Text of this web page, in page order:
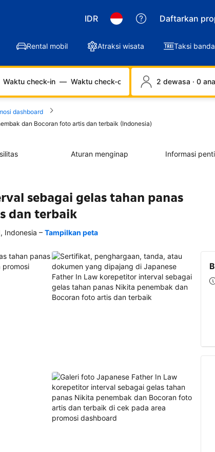
IDR Daftarkan
Rental mobil Atraksi wisata Taksi
Waktu check-in — Waktu check-out 2 dewasa · 0
dashboard
dan Bocoran foto artis dan terbaik (Indonesia)
Aturan menginap Informasi
sebagai gelas tahan panas
dan terbaik
Indonesia – Tampilkan peta